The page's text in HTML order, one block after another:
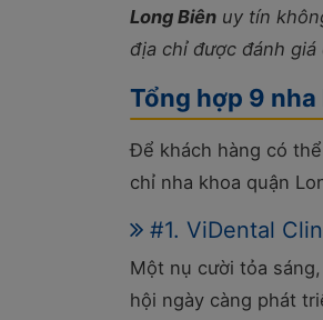
Long Biên uy tín
địa chỉ được đánh giá
Tổng hợp 9
Để khách hàng có
chỉ nha khoa quận
#1. ViDental
Một nụ cười tỏa
hội ngày càng phát